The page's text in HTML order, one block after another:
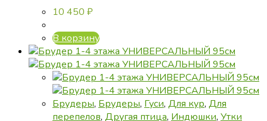
10 450 ₽
В корзину
Брудеры, Брудеры, Гуси, Для кур, Для
перепелов, Другая птица, Индюшки, Утки